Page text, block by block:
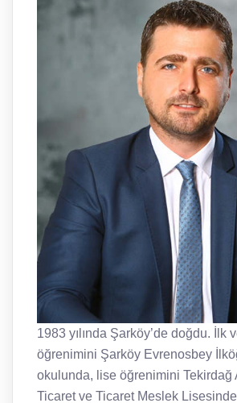
1983 yılında Şarköy’de doğdu. İlk
öğrenimini Şarköy Evrenosbey
okulunda, lise öğrenimini Tekirdağ
Ticaret ve Ticaret Meslek Lisesinde